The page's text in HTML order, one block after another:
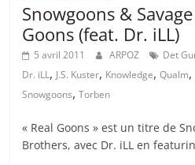
Snowgoons &
Goons (feat. Dr. iLL)
5 avril 2011 ARPOZ Det
Dr. iLL, J.S. Kuster, Knowledge,Qualm,
Snowgoons,Torben
« Real Goons » est un titre de
Brothers, avec Dr. iLL en